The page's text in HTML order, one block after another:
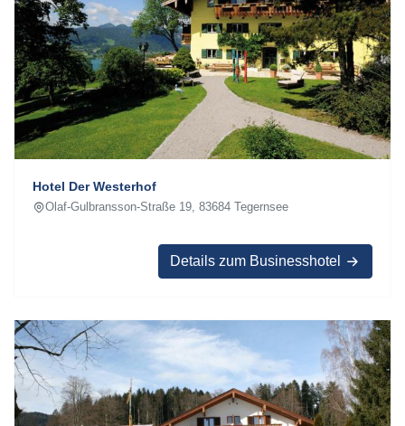
Hotel Der Westerhof
Olaf-Gulbransson-Straße 19, 83684 Tegernsee
Details zum Businesshotel